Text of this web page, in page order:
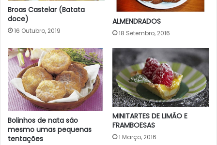
Broas Castelar (Batata
doce)
16 Outubro, 2019
ALMENDRADOS
18 Setembro, 2016
Bolinhos de nata são
mesmo umas pequenas
tentações
MINITARTES DE LIMÃO E
FRAMBOESAS
1 Março, 2016